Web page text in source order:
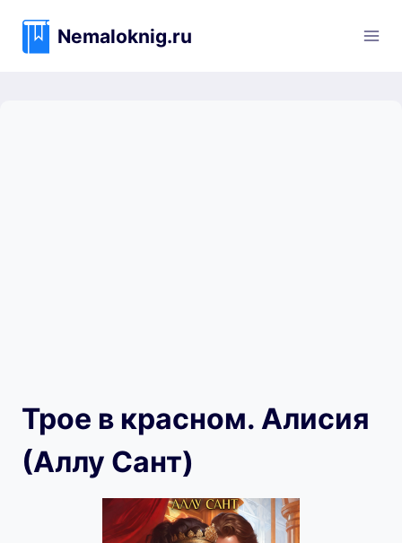
содержимому
Nemaloknig.ru
Трое в красном. Алисия
(Аллу Сант)